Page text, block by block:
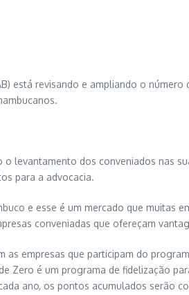
está revisando e ampliando o
levantamento dos conveniados nas
para a advocacia.
e esse é um mercado que muitas
conveniadas que ofereçam
empresas que participam do
Zero é um programa de fidelização
ano, os pontos acumulados serão